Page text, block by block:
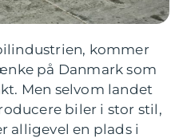
kommer
på Danmark som
Men selvom landet
biler i stor stil,
alligevel en plads i